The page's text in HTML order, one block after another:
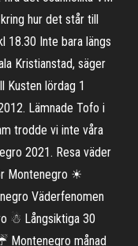
hur det står till
18.30 Inte bara längs
Kristianstad, säger
Kusten lördag 1
Lämnade Tofo i
trodde vi inte våra
2021. Resa väder
Montenegro ☀
Väderfenomen
☃ Långsiktiga 30
Montenegro månad